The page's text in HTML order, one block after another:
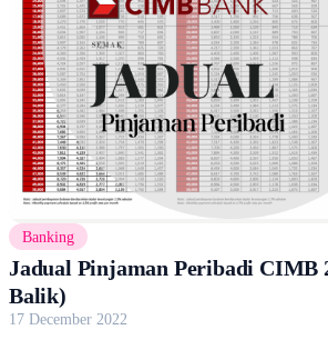
Banking
Jadual Pinjaman Peribadi CIMB
Balik)
17 December 2022